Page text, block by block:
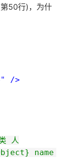
50行)，为什
/>